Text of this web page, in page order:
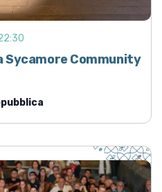
Sycamore Community